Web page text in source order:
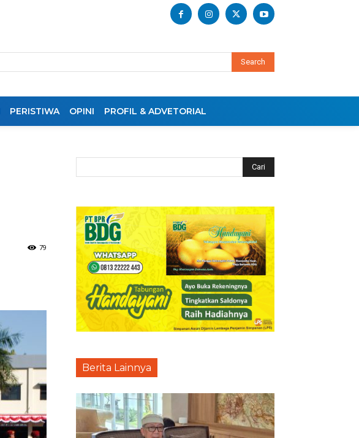
Search
PERISTIWA OPINI PROFIL & ADVETORIAL
79
Berita Lainnya